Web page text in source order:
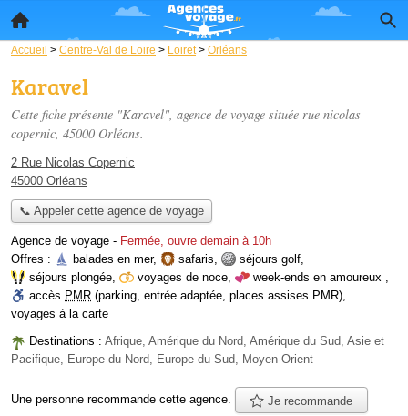
Accueil > Centre-Val de Loire > Loiret > Orléans
Karavel
Cette fiche présente "Karavel", agence de voyage située rue nicolas
copernic, 45000 Orléans.
2 Rue Nicolas Copernic
45000 Orléans
📞 Appeler cette agence de voyage
Agence de voyage - Fermée, ouvre demain à 10h
Offres :
balades en mer, safaris, séjours golf,
séjours plongée, voyages de noce, week-ends en amoureux ,
accès PMR (parking, entrée adaptée, places assises PMR),
voyages à la carte
Destinations : Afrique, Amérique du Nord, Amérique du Sud, Asie et
Pacifique, Europe du Nord, Europe du Sud, Moyen-Orient
Une personne recommande cette agence. Je recommande